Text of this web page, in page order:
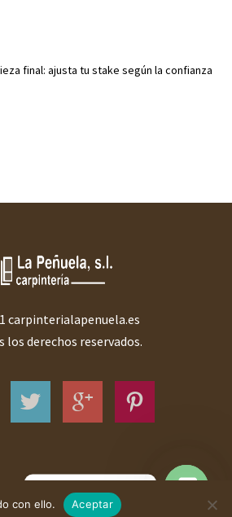
final: ajusta tu stake según la confianza
carpinterialapenuela.es
los derechos reservados.
con ello. Aceptar
¿Necesitas ayuda?